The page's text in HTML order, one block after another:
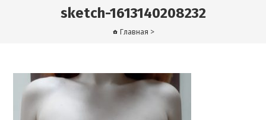
sketch-1613140208232
Главная >